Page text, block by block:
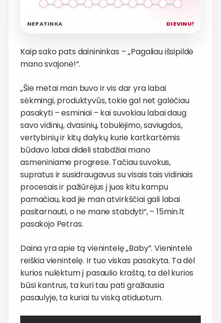
NEPATINKA DIEVINU!
Kaip sako pats dainininkas – „Pagaliau išsipildė
mano svajonė!“.
„Šie metai man buvo ir vis dar yra labai
sėkmingi, produktyvūs, tokie gal net galėčiau
pasakyti – esminiai – kai suvokiau labai daug
savo vidinių, dvasinių, tobulėjimo, saviugdos,
vertybinių ir kitų dalykų kurie kartkartėmis
būdavo labai dideli stabdžiai mano
asmeniniame progrese. Tačiau suvokus,
supratus ir susidraugavus su visais tais vidiniais
procesais ir pažiūrėjus į juos kitu kampu
pamačiau, kad jie man atvirkščiai gali labai
pasitarnauti, o ne mane stabdyti“, – 15min.lt
pasakojo Petras.
Daina yra apie tą vienintelę „Baby”. Vienintelė
reiškia vienintelę. Ir tuo viskas pasakyta. Ta dėl
kurios nulėktum į pasaulio kraštą, ta dėl kurios
būsi kantrus, ta kuri tau pati gražiausia
pasaulyje, ta kuriai tu viską atiduotum.